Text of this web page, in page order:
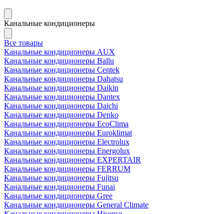
Канальные кондиционеры
Все товары
Канальные кондиционеры AUX
Канальные кондиционеры Ballu
Канальные кондиционеры Centek
Канальные кондиционеры Dahatsu
Канальные кондиционеры Daikin
Канальные кондиционеры Dantex
Канальные кондиционеры Daichi
Канальные кондиционеры Denko
Канальные кондиционеры EcoClima
Канальные кондиционеры Euroklimat
Канальные кондиционеры Electrolux
Канальные кондиционеры Energolux
Канальные кондиционеры EXPERTAIR
Канальные кондиционеры FERRUM
Канальные кондиционеры Fujitsu
Канальные кондиционеры Funai
Канальные кондиционеры Gree
Канальные кондиционеры General Climate